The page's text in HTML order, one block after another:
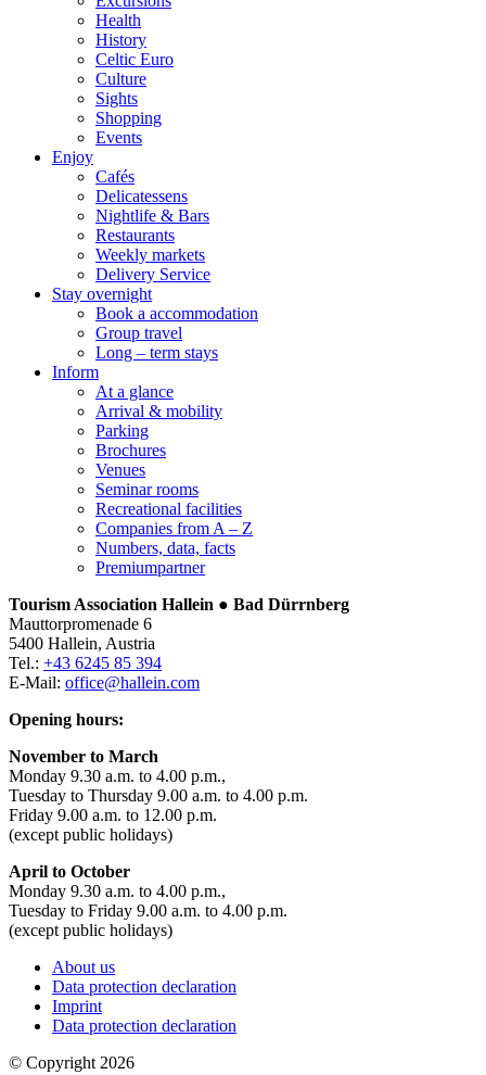
Health
History
Celtic Euro
Culture
Sights
Shopping
Events
Enjoy
Cafés
Delicatessens
Nightlife & Bars
Restaurants
Weekly markets
Delivery Service
Stay overnight
Book a accommodation
Group travel
Long – term stays
Inform
At a glance
Arrival & mobility
Parking
Brochures
Venues
Seminar rooms
Recreational facilities
Companies from A – Z
Numbers, data, facts
Premiumpartner
Tourism Association Hallein ● Bad Dürrnberg
Mauttorpromenade 6
5400 Hallein, Austria
Tel.: +43 6245 85 394
E-Mail: office@hallein.com
Opening hours:
November to March
Monday 9.30 a.m. to 4.00 p.m.,
Tuesday to Thursday 9.00 a.m. to 4.00 p.m.
Friday 9.00 a.m. to 12.00 p.m.
(except public holidays)
April to October
Monday 9.30 a.m. to 4.00 p.m.,
Tuesday to Friday 9.00 a.m. to 4.00 p.m.
(except public holidays)
About us
Data protection declaration
Imprint
Data protection declaration
© Copyright 2026